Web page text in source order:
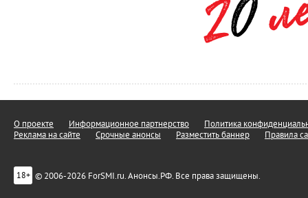
О проекте Информационное партнерство
Политика
Реклама на сайте
Срочные анонсы Разместить баннер Правила
18+ © 2006-2026 ForSMI.ru. Анонсы.РФ. Все права защищены.